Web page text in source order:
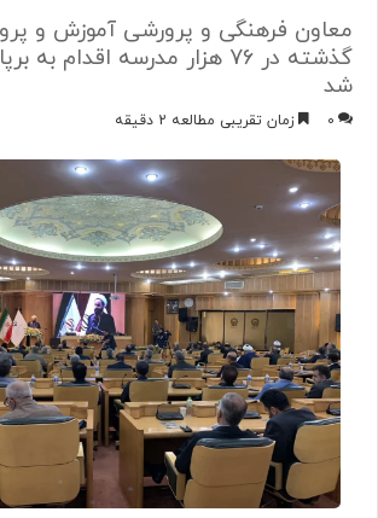
معاون فرهنگی و پرورشی آموزش و
گذشته در 76 هزار مدرسه اقدام
شد
0 زمان تقریبی مطالعه 2 دقیقه